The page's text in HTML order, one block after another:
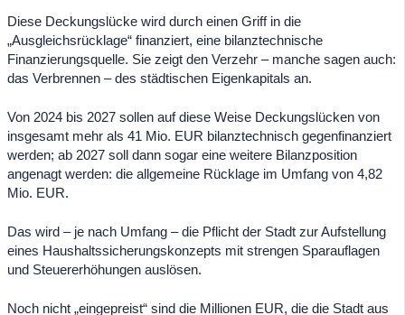
Diese Deckungslücke wird durch einen Griff in die
„Ausgleichsrücklage“ finanziert, eine bilanztechnische
Finanzierungsquelle. Sie zeigt den Verzehr – manche sagen auch:
das Verbrennen – des städtischen Eigenkapitals an.
Von 2024 bis 2027 sollen auf diese Weise Deckungslücken von
insgesamt mehr als 41 Mio. EUR bilanztechnisch gegenfinanziert
werden; ab 2027 soll dann sogar eine weitere Bilanzposition
angenagt werden: die allgemeine Rücklage im Umfang von 4,82
Mio. EUR.
Das wird – je nach Umfang – die Pflicht der Stadt zur Aufstellung
eines Haushaltssicherungskonzepts mit strengen Sparauflagen
und Steuererhöhungen auslösen.
Noch nicht „eingepreist“ sind die Millionen EUR, die die Stadt aus